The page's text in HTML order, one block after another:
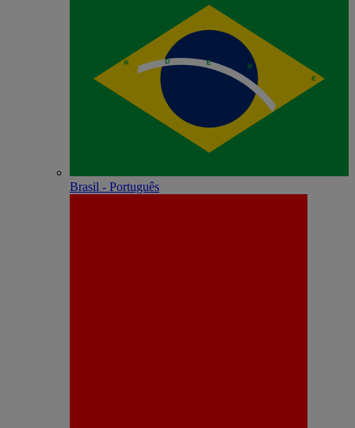
Brasil - Português